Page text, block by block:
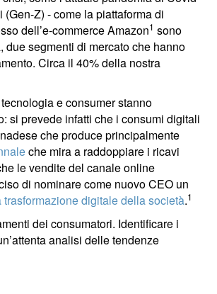
Z) - come la piattaforma di
dell’e-commerce Amazon1 sono
due segmenti di mercato che hanno
Circa il 40% della nostra
e consumer stanno
si prevede infatti che i consumi digitali
che produce principalmente
che mira a raddoppiare i ricavi
le vendite del canale online
di nominare come nuovo CEO un
trasformazione digitale della società.1
dei consumatori. Identificare i
analisi delle tendenze